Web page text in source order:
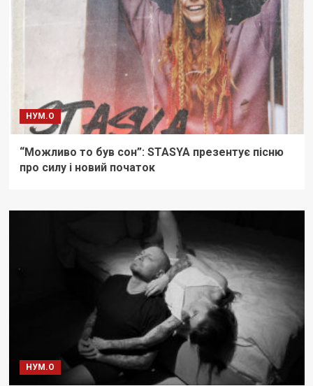
НУМ.О
“Можливо то був сон”: STASYA презентує пісню
про силу і новий початок
НУМ.О